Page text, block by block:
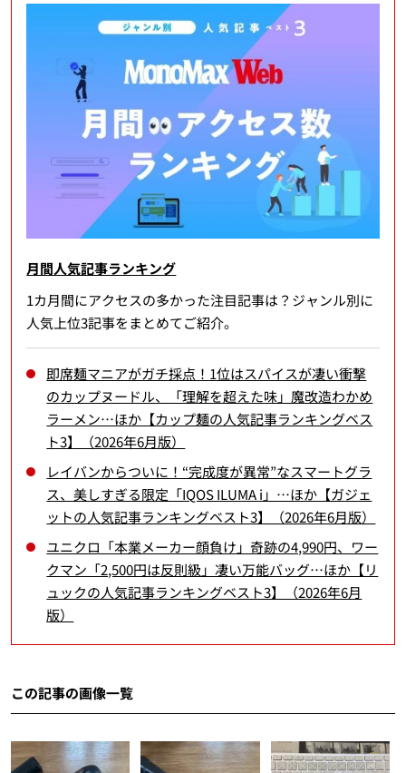
月間人気記事ランキング
1カ月間にアクセスの多かった注目記事は？ジャンル別に
人気上位3記事をまとめてご紹介。
即席麺マニアがガチ採点！1位はスパイスが凄い衝撃
のカップヌードル、「理解を超えた味」魔改造わかめ
ラーメン…ほか【カップ麺の人気記事ランキングベス
ト3】（2026年6月版）
レイバンからついに！“完成度が異常”なスマートグラ
ス、美しすぎる限定「IQOS ILUMA i」…ほか【ガジェ
ットの人気記事ランキングベスト3】（2026年6月版）
ユニクロ「本業メーカー顔負け」奇跡の4,990円、ワー
クマン「2,500円は反則級」凄い万能バッグ…ほか【リ
ュックの人気記事ランキングベスト3】（2026年6月
版）
この記事の画像一覧